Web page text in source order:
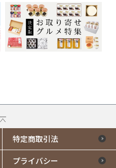
特定商取引法
プライバシー